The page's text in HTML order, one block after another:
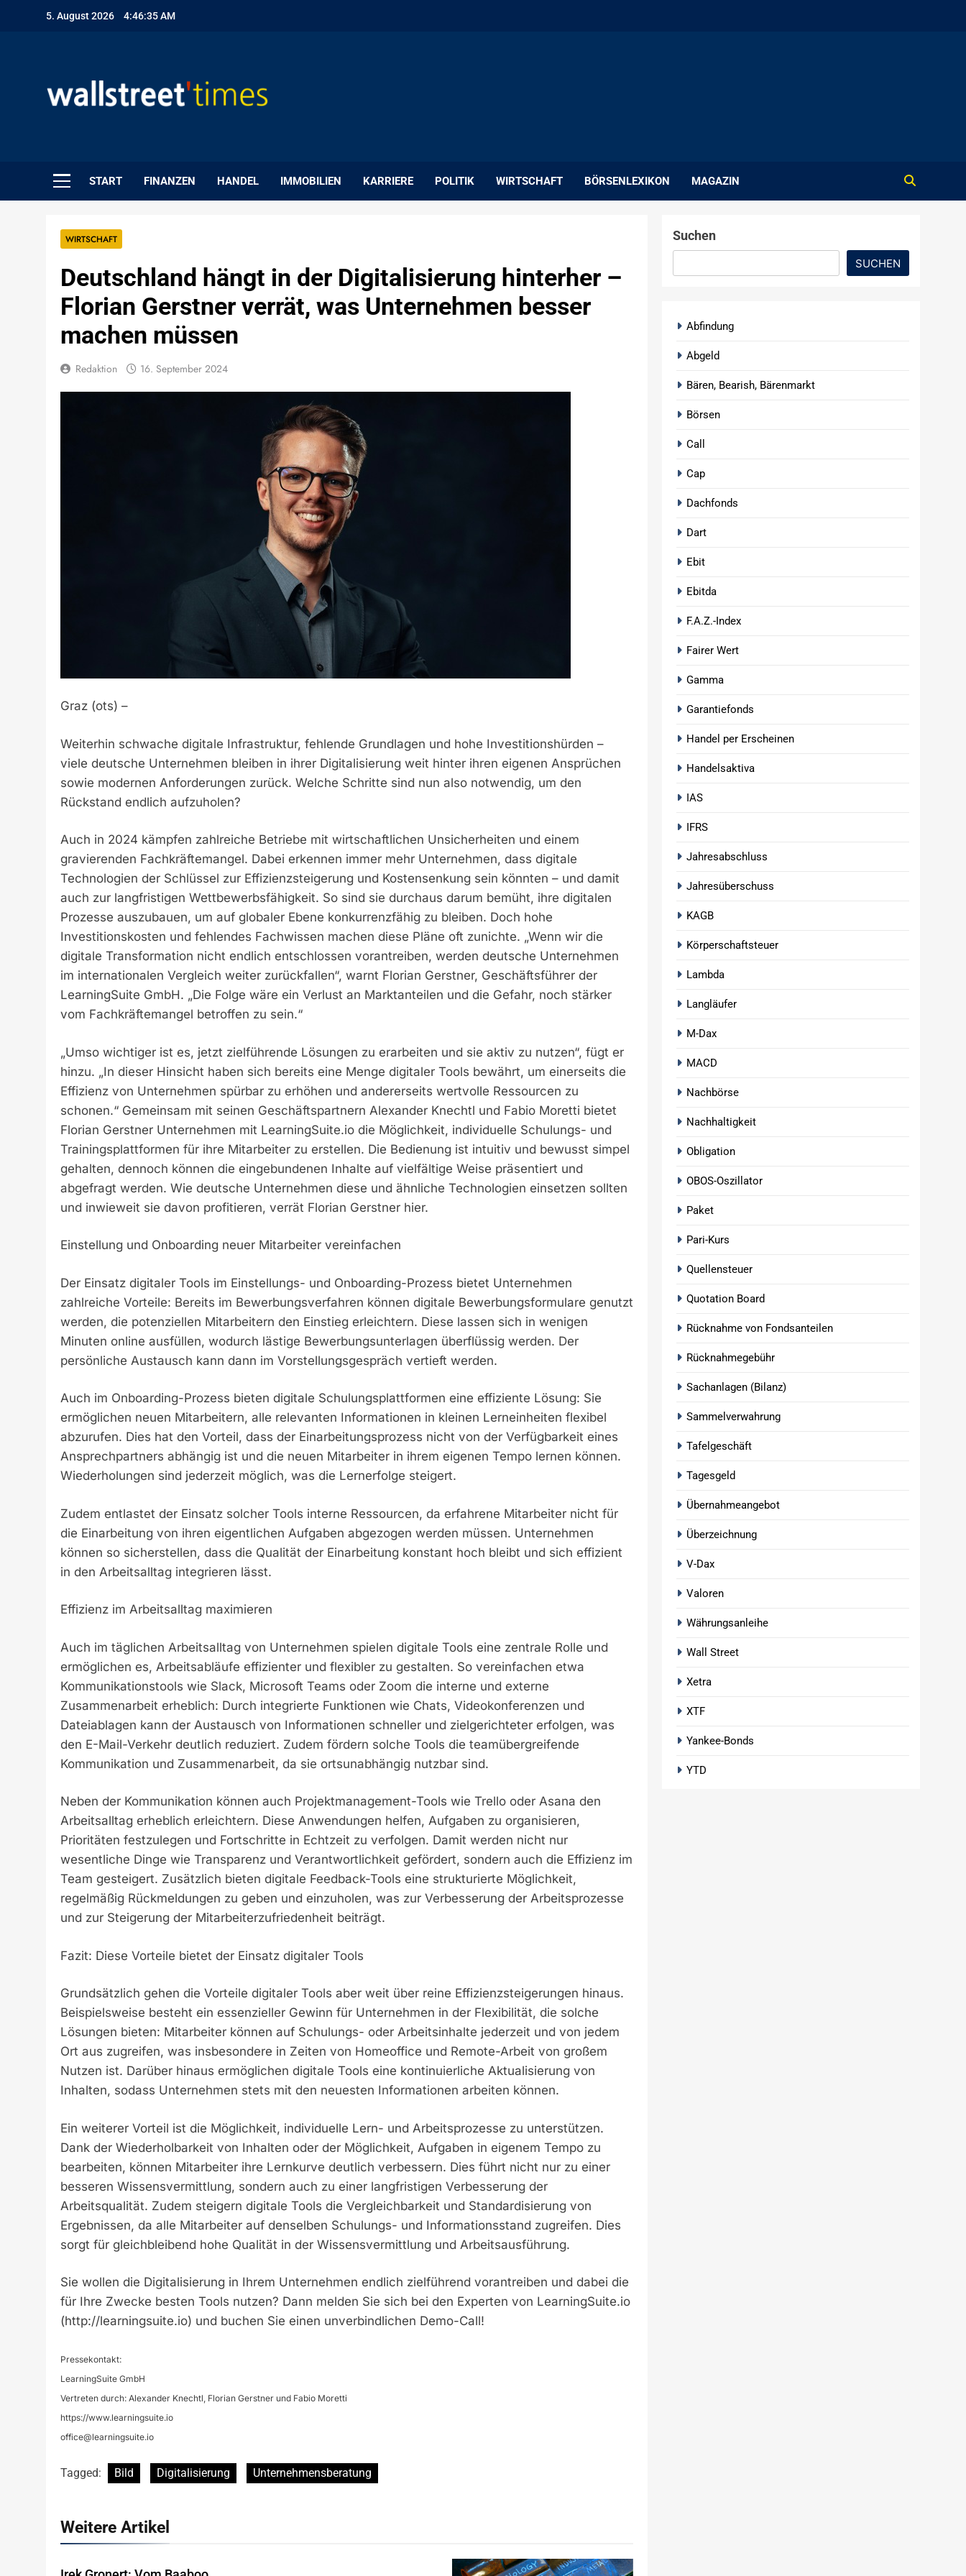
5. August 2026 4:46:36 AM
START FINANZEN HANDEL IMMOBILIEN KARRIERE POLITIK WIRTSCHAFT BÖRSENLEXIKON MAGAZIN
WIRTSCHAFT
Deutschland hängt in der Digitalisierung hinterher –
Florian Gerstner verrät, was Unternehmen besser
machen müssen
Redaktion 16. September 2024
Graz (ots) –
Weiterhin schwache digitale Infrastruktur, fehlende Grundlagen und hohe Investitionshürden –
viele deutsche Unternehmen bleiben in ihrer Digitalisierung weit hinter ihren eigenen Ansprüchen
sowie modernen Anforderungen zurück. Welche Schritte sind nun also notwendig, um den
Rückstand endlich aufzuholen?
Auch in 2024 kämpfen zahlreiche Betriebe mit wirtschaftlichen Unsicherheiten und einem
gravierenden Fachkräftemangel. Dabei erkennen immer mehr Unternehmen, dass digitale
Technologien der Schlüssel zur Effizienzsteigerung und Kostensenkung sein könnten – und damit
auch zur langfristigen Wettbewerbsfähigkeit. So sind sie durchaus darum bemüht, ihre digitalen
Prozesse auszubauen, um auf globaler Ebene konkurrenzfähig zu bleiben. Doch hohe
Investitionskosten und fehlendes Fachwissen machen diese Pläne oft zunichte. „Wenn wir die
digitale Transformation nicht endlich entschlossen vorantreiben, werden deutsche Unternehmen
im internationalen Vergleich weiter zurückfallen“, warnt Florian Gerstner, Geschäftsführer der
LearningSuite GmbH. „Die Folge wäre ein Verlust an Marktanteilen und die Gefahr, noch stärker
vom Fachkräftemangel betroffen zu sein.“
„Umso wichtiger ist es, jetzt zielführende Lösungen zu erarbeiten und sie aktiv zu nutzen“, fügt er
hinzu. „In dieser Hinsicht haben sich bereits eine Menge digitaler Tools bewährt, um einerseits die
Effizienz von Unternehmen spürbar zu erhöhen und andererseits wertvolle Ressourcen zu
schonen.“ Gemeinsam mit seinen Geschäftspartnern Alexander Knechtl und Fabio Moretti bietet
Florian Gerstner Unternehmen mit LearningSuite.io die Möglichkeit, individuelle Schulungs- und
Trainingsplattformen für ihre Mitarbeiter zu erstellen. Die Bedienung ist intuitiv und bewusst simpel
gehalten, dennoch können die eingebundenen Inhalte auf vielfältige Weise präsentiert und
abgefragt werden. Wie deutsche Unternehmen diese und ähnliche Technologien einsetzen sollten
und inwieweit sie davon profitieren, verrät Florian Gerstner hier.
Einstellung und Onboarding neuer Mitarbeiter vereinfachen
Der Einsatz digitaler Tools im Einstellungs- und Onboarding-Prozess bietet Unternehmen
zahlreiche Vorteile: Bereits im Bewerbungsverfahren können digitale Bewerbungsformulare genutzt
werden, die potenziellen Mitarbeitern den Einstieg erleichtern. Diese lassen sich in wenigen
Minuten online ausfüllen, wodurch lästige Bewerbungsunterlagen überflüssig werden. Der
persönliche Austausch kann dann im Vorstellungsgespräch vertieft werden.
Auch im Onboarding-Prozess bieten digitale Schulungsplattformen eine effiziente Lösung: Sie
ermöglichen neuen Mitarbeitern, alle relevanten Informationen in kleinen Lerneinheiten flexibel
abzurufen. Dies hat den Vorteil, dass der Einarbeitungsprozess nicht von der Verfügbarkeit eines
Ansprechpartners abhängig ist und die neuen Mitarbeiter in ihrem eigenen Tempo lernen können.
Wiederholungen sind jederzeit möglich, was die Lernerfolge steigert.
Zudem entlastet der Einsatz solcher Tools interne Ressourcen, da erfahrene Mitarbeiter nicht für
die Einarbeitung von ihren eigentlichen Aufgaben abgezogen werden müssen. Unternehmen
können so sicherstellen, dass die Qualität der Einarbeitung konstant hoch bleibt und sich effizient
in den Arbeitsalltag integrieren lässt.
Effizienz im Arbeitsalltag maximieren
Auch im täglichen Arbeitsalltag von Unternehmen spielen digitale Tools eine zentrale Rolle und
ermöglichen es, Arbeitsabläufe effizienter und flexibler zu gestalten. So vereinfachen etwa
Kommunikationstools wie Slack, Microsoft Teams oder Zoom die interne und externe
Zusammenarbeit erheblich: Durch integrierte Funktionen wie Chats, Videokonferenzen und
Dateiablagen kann der Austausch von Informationen schneller und zielgerichteter erfolgen, was
den E-Mail-Verkehr deutlich reduziert. Zudem fördern solche Tools die teamübergreifende
Kommunikation und Zusammenarbeit, da sie ortsunabhängig nutzbar sind.
Neben der Kommunikation können auch Projektmanagement-Tools wie Trello oder Asana den
Arbeitsalltag erheblich erleichtern. Diese Anwendungen helfen, Aufgaben zu organisieren,
Prioritäten festzulegen und Fortschritte in Echtzeit zu verfolgen. Damit werden nicht nur
wesentliche Dinge wie Transparenz und Verantwortlichkeit gefördert, sondern auch die Effizienz im
Team gesteigert. Zusätzlich bieten digitale Feedback-Tools eine strukturierte Möglichkeit,
regelmäßig Rückmeldungen zu geben und einzuholen, was zur Verbesserung der Arbeitsprozesse
und zur Steigerung der Mitarbeiterzufriedenheit beiträgt.
Fazit: Diese Vorteile bietet der Einsatz digitaler Tools
Grundsätzlich gehen die Vorteile digitaler Tools aber weit über reine Effizienzsteigerungen hinaus.
Beispielsweise besteht ein essenzieller Gewinn für Unternehmen in der Flexibilität, die solche
Lösungen bieten: Mitarbeiter können auf Schulungs- oder Arbeitsinhalte jederzeit und von jedem
Ort aus zugreifen, was insbesondere in Zeiten von Homeoffice und Remote-Arbeit von großem
Nutzen ist. Darüber hinaus ermöglichen digitale Tools eine kontinuierliche Aktualisierung von
Inhalten, sodass Unternehmen stets mit den neuesten Informationen arbeiten können.
Ein weiterer Vorteil ist die Möglichkeit, individuelle Lern- und Arbeitsprozesse zu unterstützen.
Dank der Wiederholbarkeit von Inhalten oder der Möglichkeit, Aufgaben in eigenem Tempo zu
bearbeiten, können Mitarbeiter ihre Lernkurve deutlich verbessern. Dies führt nicht nur zu einer
besseren Wissensvermittlung, sondern auch zu einer langfristigen Verbesserung der
Arbeitsqualität. Zudem steigern digitale Tools die Vergleichbarkeit und Standardisierung von
Ergebnissen, da alle Mitarbeiter auf denselben Schulungs- und Informationsstand zugreifen. Dies
sorgt für gleichbleibend hohe Qualität in der Wissensvermittlung und Arbeitsausführung.
Sie wollen die Digitalisierung in Ihrem Unternehmen endlich zielführend vorantreiben und dabei die
für Ihre Zwecke besten Tools nutzen? Dann melden Sie sich bei den Experten von LearningSuite.io
(http://learningsuite.io) und buchen Sie einen unverbindlichen Demo-Call!
Pressekontakt:
LearningSuite GmbH
Vertreten durch: Alexander Knechtl, Florian Gerstner und Fabio Moretti
https://www.learningsuite.io
office@learningsuite.io
Tagged: Bild Digitalisierung Unternehmensberatung
Weitere Artikel
Suchen
SUCHEN
Abfindung
Abgeld
Bären, Bearish, Bärenmarkt
Börsen
Call
Cap
Dachfonds
Dart
Ebit
Ebitda
F.A.Z.-Index
Fairer Wert
Gamma
Garantiefonds
Handel per Erscheinen
Handelsaktiva
IAS
IFRS
Jahresabschluss
Jahresüberschuss
KAGB
Körperschaftsteuer
Lambda
Langläufer
M-Dax
MACD
Nachbörse
Nachhaltigkeit
Obligation
OBOS-Oszillator
Paket
Pari-Kurs
Quellensteuer
Quotation Board
Rücknahme von Fondsanteilen
Rücknahmegebühr
Sachanlagen (Bilanz)
Sammelverwahrung
Tafelgeschäft
Tagesgeld
Übernahmeangebot
Überzeichnung
V-Dax
Valoren
Währungsanleihe
Wall Street
Xetra
XTF
Yankee-Bonds
YTD